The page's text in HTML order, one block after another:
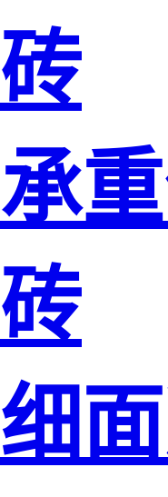
砖
承
砖
细